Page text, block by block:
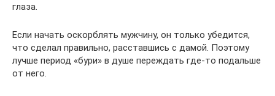
глаза.
Если начать оскорблять мужчину, он только убедится,
что сделал правильно, расставшись с дамой. Поэтому
лучше период «бури» в душе переждать где-то подальше
от него.